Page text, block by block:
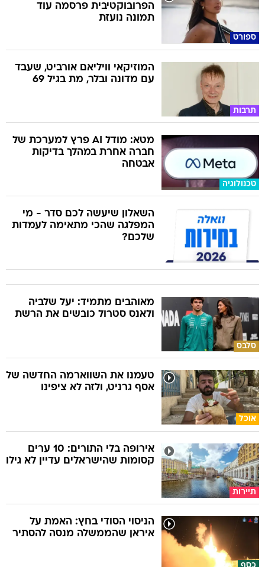
ספורט
הפרובוקטיבית פרסמה עוד
תמונה נועזת
תרבות
המוזיקאי וויליאם אורביט, שעבד
עם מדונה ובלר, מת בגיל 69
טכנולוגיה
מטא: מודל AI פרץ למערכת של
חברה אחרת במהלך בדיקות
אבטחה
השאלון שיעשה לכם סדר - מי
המפלגה שהכי מתאימה לעמדות
שלכם?
סלבס
מאוהבים מתמיד: יעל שלביה
ולאנס סטרול כובשים את הרשת
אוכל
טעמנו את השווארמה החדשה של
אסף גרניט, ולזה לא ציפינו
תיירות
אירופה בלי התורים: 10 ערים
קסומות שהישראלים עדיין לא גילו
הניסוי הסודי בחץ: האמת על
איראן שהממשלה מנסה להסתיר